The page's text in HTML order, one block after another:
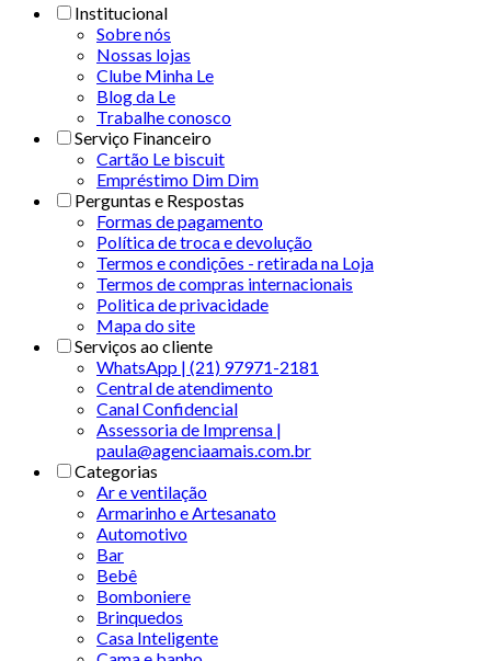
Institucional
Sobre nós
Nossas lojas
Clube Minha Le
Blog da Le
Trabalhe conosco
Serviço Financeiro
Cartão Le biscuit
Empréstimo Dim Dim
Perguntas e Respostas
Formas de pagamento
Política de troca e devolução
Termos e condições - retirada na Loja
Termos de compras internacionais
Politica de privacidade
Mapa do site
Serviços ao cliente
WhatsApp | (21) 97971-2181
Central de atendimento
Canal Confidencial
Assessoria de Imprensa |
paula@agenciaamais.com.br
Categorias
Ar e ventilação
Armarinho e Artesanato
Automotivo
Bar
Bebê
Bomboniere
Brinquedos
Casa Inteligente